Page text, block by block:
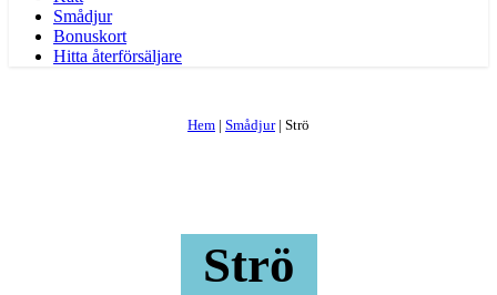
Smådjur
Bonuskort
Hitta återförsäljare
Hem| Smådjur| Strö
Strö